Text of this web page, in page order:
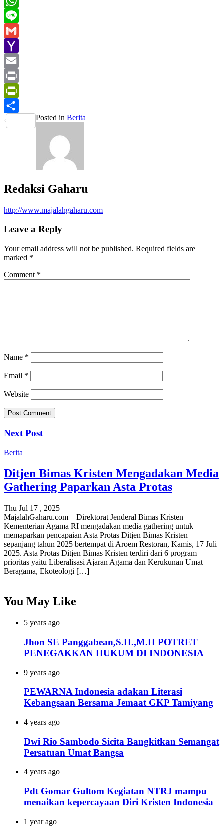
WhatsApp
Line
Gmail
Yahoo
Mail
Email
Print
PrintFriendly
Share
Posted in Berita
Redaksi Gaharu
http://www.majalahgaharu.com
Leave a Reply
Your email address will not be published. Required fields are
marked *
Comment *
Name *
Email *
Website
Next Post
Berita
Ditjen Bimas Kristen Mengadakan Media
Gathering Paparkan Asta Protas
Thu Jul 17 , 2025
MajalahGaharu.com – Direktorat Jenderal Bimas Kristen
Kementerian Agama RI mengadakan media gathering untuk
memaparkan pencapaian Asta Protas Ditjen Bimas Kristen
sepanjang tahun 2025 bertempat di Aroem Restoran, Kamis, 17 Juli
2025. Asta Protas Ditjen Bimas Kristen terdiri dari 6 program
prioritas yaitu Liberalisasi Ajaran Agama dan Kerukunan Umat
Beragama, Ekoteologi […]
You May Like
5 years ago
Jhon SE Panggabean,S.H.,M.H POTRET
PENEGAKKAN HUKUM DI INDONESIA
9 years ago
PEWARNA Indonesia adakan Literasi
Kebangsaan Bersama Jemaat GKP Tamiyang
4 years ago
Dwi Rio Sambodo Sicita Bangkitkan Semangat
Persatuan Umat Bangsa
4 years ago
Pdt Gomar Gultom Kegiatan NTRJ mampu
menaikan kepercayaan Diri Kristen Indonesia
1 year ago